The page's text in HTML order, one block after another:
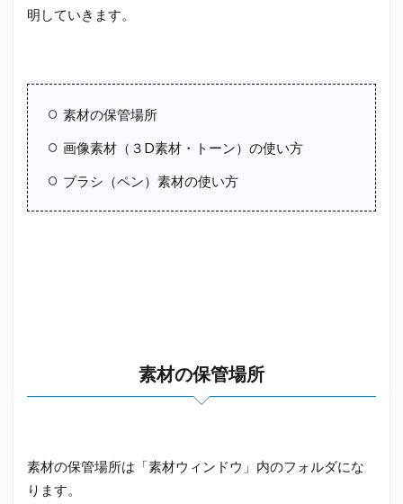
明していきます。
素材の保管場所
画像素材（３D素材・トーン）の使い方
ブラシ（ペン）素材の使い方
素材の保管場所
素材の保管場所は「素材ウィンドウ」内のフォルダにな
ります。